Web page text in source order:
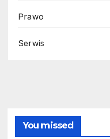
Prawo
Serwis
You missed